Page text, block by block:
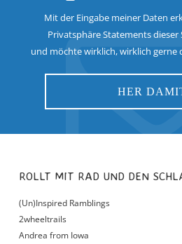
Mit der Eingabe meiner Daten
Privatsphäre Statements dieser
und möchte wirklich, wirklich gerne
ROLLT MIT RAD UND DEN
(Un)Inspired Ramblings
2wheeltrails
Andrea from Iowa